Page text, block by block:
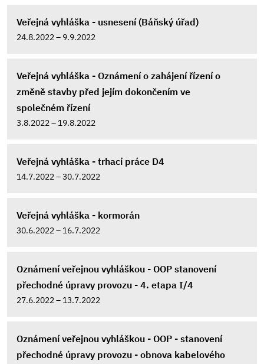
Veřejná vyhláška - usnesení (Báňský úřad)
24.8.2022 – 9.9.2022
Veřejná vyhláška - Oznámení o zahájení řízení o
změně stavby před jejím dokončením ve
společném řízení
3.8.2022 – 19.8.2022
Veřejná vyhláška - trhací práce D4
14.7.2022 – 30.7.2022
Veřejná vyhláška - kormorán
30.6.2022 – 16.7.2022
Oznámení veřejnou vyhláškou - OOP stanovení
přechodné úpravy provozu - 4. etapa I/4
27.6.2022 – 13.7.2022
Oznámení veřejnou vyhláškou - OOP - stanovení
přechodné úpravy provozu - obnova kabelového